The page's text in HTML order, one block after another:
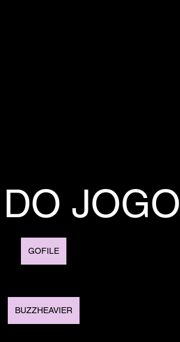
JOGO
GOFILE
BUZZHEAVIER